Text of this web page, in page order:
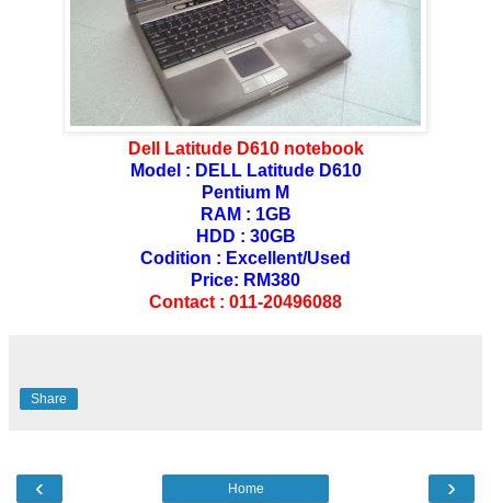
Dell Latitude D610 notebook
Model : DELL Latitude D610
Pentium M
RAM : 1GB
HDD : 30GB
Codition : Excellent/Used
Price: RM380
Contact : 011-20496088
Share
‹ ›
Home